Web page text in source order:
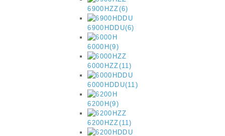
6900HZZ(6)
6900HDDU(6)
6000H(9)
6000HZZ(11)
6000HDDU(11)
6200H(9)
6200HZZ(11)